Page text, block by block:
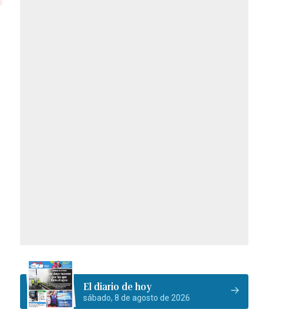
El diario de hoy
sábado, 8 de agosto de 2026